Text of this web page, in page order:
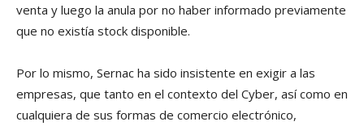
venta y luego la anula por no haber informado previamente
que no existía stock disponible.
Por lo mismo, Sernac ha sido insistente en exigir a las
empresas, que tanto en el contexto del Cyber, así como en
cualquiera de sus formas de comercio electrónico,